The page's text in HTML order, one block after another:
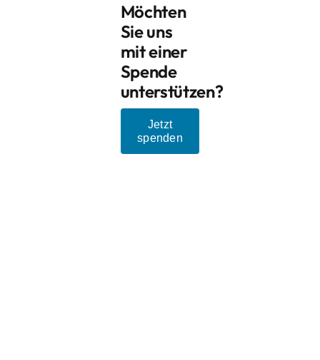
Möchten
Sie uns
mit einer
Spende
unterstützen?
Jetzt
spenden